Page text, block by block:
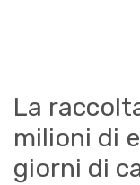
La
milioni di
giorni di